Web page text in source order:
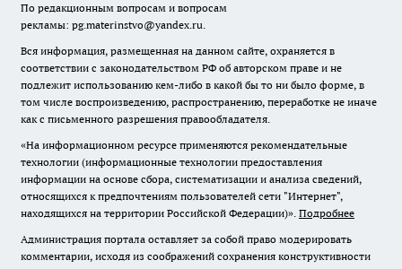
По редакционным вопросам и вопросам
рекламы: pg.materinstvo@yandex.ru.
Вся информация, размещенная на данном сайте, охраняется в
соответствии с законодательством РФ об авторском праве и не
подлежит использованию кем-либо в какой бы то ни было форме, в
том числе воспроизведению, распространению, переработке не иначе
как с письменного разрешения правообладателя.
«На информационном ресурсе применяются рекомендательные
технологии (информационные технологии предоставления
информации на основе сбора, систематизации и анализа сведений,
относящихся к предпочтениям пользователей сети "Интернет",
находящихся на территории Российской Федерации)». Подробнее
Администрация портала оставляет за собой право модерировать
комментарии, исходя из соображений сохранения конструктивности